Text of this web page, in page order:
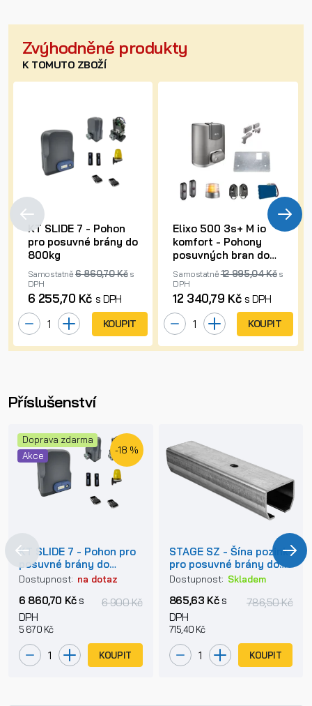
Zvýhodněné produkty
K TOMUTO ZBOŽÍ
KT SLIDE 7 - Pohon
pro posuvné brány do
800kg
Samostatně 6 860,70 Kčs
DPH
6 255,70 Kč s DPH
KOUPIT
Elixo 500 3s+ M io
komfort - Pohony
posuvných bran do
Samostatně12 995,04 Kčs
DPH
12 340,79 Kč s DPH
KOUPIT
Příslušenství
Doprava zdarma
Akce
-18 %
KT SLIDE 7 - Pohon pro
posuvné brány do
800kg
Dostupnost: na dotaz
6 860,70 Kčs
DPH
5 670 Kč
6 900 Kč
KOUPIT
STAGE SZ - Šína pozink
pro posuvné brány do
400kg
Dostupnost: Skladem
865,63 Kčs
DPH
715,40 Kč
786,50 Kč
KOUPIT